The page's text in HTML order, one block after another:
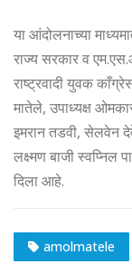
या आंदोलनाच्या
राज्य सरकार व
राष्ट्रवादी युवक
मातेले, उपाध्यक्ष
इमरान तडवी, सेलवेन
लक्ष्मण बाजी स्वप्निल
दिला आहे.
amolmatele